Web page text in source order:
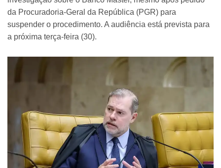
da Procuradoria-Geral da República (PGR) para
suspender o procedimento. A audiência está prevista para
a próxima terça-feira (30).